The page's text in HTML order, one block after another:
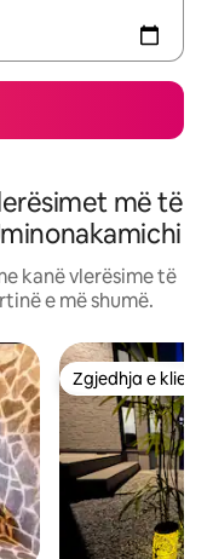
më të
kanë vlerësime të
e më shumë.
Zgjedhja e
Zgjedhja e